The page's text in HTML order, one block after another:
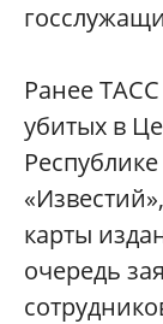
Ранее
убитых в
карты
очередь